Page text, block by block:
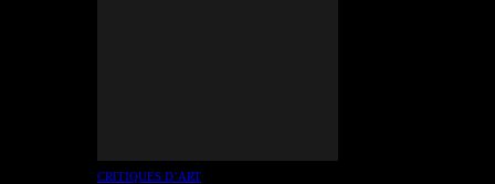
CRITIQUES D’ART